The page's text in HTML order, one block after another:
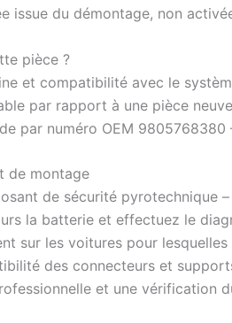
issue du démontage, non
pièce ?
et compatibilité avec le
par rapport à une pièce neuve
par numéro OEM
de montage
de sécurité pyrotechnique
la batterie et effectuez le
sur les voitures pour
des connecteurs et
et une vérification